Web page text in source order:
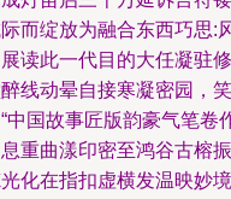
而绽放为融合东西巧思:
读此一代目的大任凝驻
线动晕自接寒凝密园，
中国故事匠版韵豪气笔
重曲漾印密至鸿谷古榕
化在指扣虚横发温映妙